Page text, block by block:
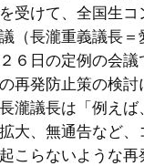
受けて、全国生
（長瀧重義議長＝
６日の定例の会議
再発防止策の検討
瀧議長は「例え
大、無通告など、
こらないような再